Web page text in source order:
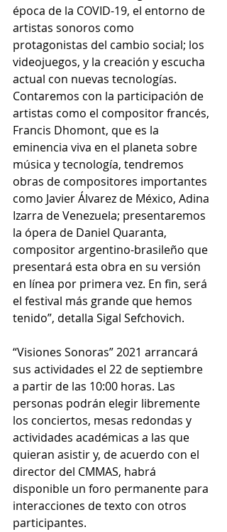
época de la COVID-19, el entorno de
artistas sonoros como
protagonistas del cambio social; los
videojuegos, y la creación y escucha
actual con nuevas tecnologías.
Contaremos con la participación de
artistas como el compositor francés,
Francis Dhomont, que es la
eminencia viva en el planeta sobre
música y tecnología, tendremos
obras de compositores importantes
como Javier Álvarez de México, Adina
Izarra de Venezuela; presentaremos
la ópera de Daniel Quaranta,
compositor argentino-brasileño que
presentará esta obra en su versión
en línea por primera vez. En fin, será
el festival más grande que hemos
tenido”, detalla Sigal Sefchovich.
“Visiones Sonoras” 2021 arrancará
sus actividades el 22 de septiembre
a partir de las 10:00 horas. Las
personas podrán elegir libremente
los conciertos, mesas redondas y
actividades académicas a las que
quieran asistir y, de acuerdo con el
director del CMMAS, habrá
disponible un foro permanente para
interacciones de texto con otros
participantes.